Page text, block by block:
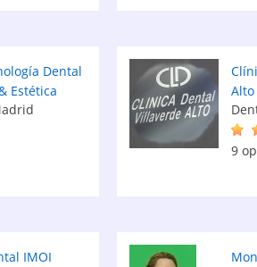
Dental
Estética
Alto
9
IMOI